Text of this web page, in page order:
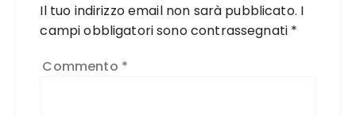
Il tuo indirizzo email non sarà pubblicato. I
campi obbligatori sono contrassegnati *
Commento *